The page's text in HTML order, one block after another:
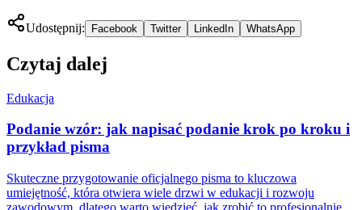
Udostępnij: Facebook Twitter LinkedIn WhatsApp
Czytaj dalej
Edukacja
Podanie wzór: jak napisać podanie krok po kroku i
przykład pisma
Skuteczne przygotowanie oficjalnego pisma to kluczowa
umiejętność, która otwiera wiele drzwi w edukacji i rozwoju
zawodowym, dlatego warto wiedzieć, jak zrobić to profesjonalnie.